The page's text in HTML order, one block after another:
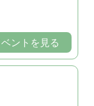
ントを見る